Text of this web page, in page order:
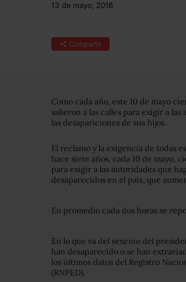
13 de mayo, 2018
Compartir
Como cada año, este 10 de mayo
salieron a las calles para exigir a
las desapariciones de sus hijos.
El reclamo y la exigencia de todas
hace siete años, cada 10 de mayo,
para exigir a las autoridades que
desaparecidos en el país, que
En promedio cada dos horas se
En lo que va del sexenio del
han desaparecido o se han
los últimos datos del Registro
(RNPED).